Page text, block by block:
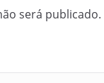
será publicado.